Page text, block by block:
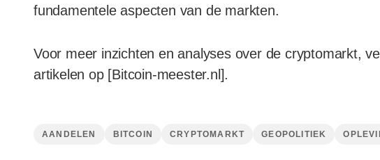
fundamentele aspecten van de markten.
Voor meer inzichten en analyses over de cryptomarkt,
artikelen op [Bitcoin-meester.nl].
AANDELEN BITCOIN CRYPTOMARKT GEOPOLITIEK